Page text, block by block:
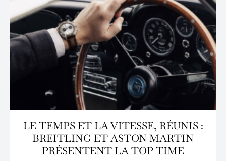
LE TEMPS ET LA VITESSE, RÉUNIS :
BREITLING ET ASTON MARTIN
PRÉSENTENT LA TOP TIME